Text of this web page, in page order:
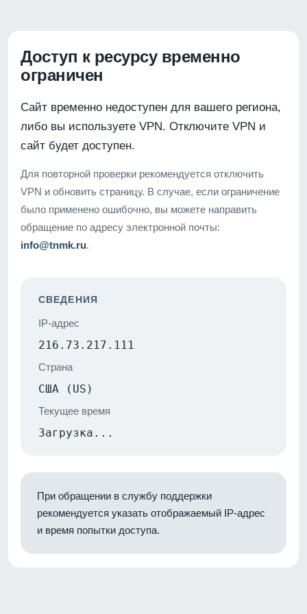
Доступ к ресурсу временно
ограничен
Сайт временно недоступен для вашего региона,
либо вы используете VPN. Отключите VPN и
сайт будет доступен.
Для повторной проверки рекомендуется отключить
VPN и обновить страницу. В случае, если ограничение
было применено ошибочно, вы можете направить
обращение по адресу электронной почты:
info@tnmk.ru.
СВЕДЕНИЯ
IP-адрес
216.73.217.111
Страна
США (US)
Текущее время
Загрузка...
При обращении в службу поддержки
рекомендуется указать отображаемый IP-адрес
и время попытки доступа.